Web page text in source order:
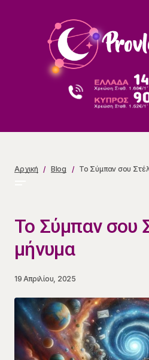
Αρχική Blog Το Σύμπαν σου
Το Σύμπαν σου
μήνυμα
19 Απριλίου, 2025